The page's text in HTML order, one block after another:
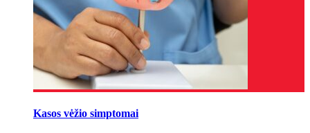
Kasos vėžio simptomai